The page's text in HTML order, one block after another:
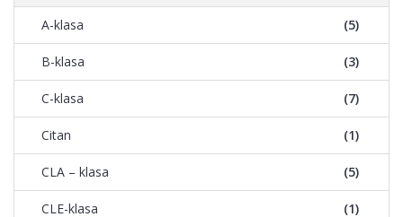
A-klasa (5)
B-klasa (3)
C-klasa (7)
Citan (1)
CLA – klasa (5)
CLE-klasa (1)